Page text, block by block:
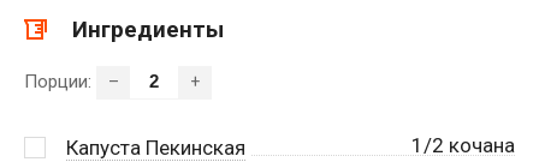
Ингредиенты
Порции: – +
Капуста Пекинская
1/2 кочана